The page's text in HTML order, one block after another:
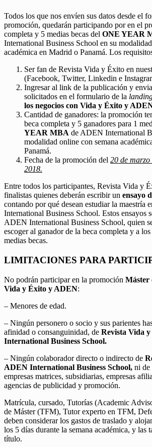
Todos los que nos envíen sus datos desde el
promoción, quedarán participando por en el
completa y 5 medias becas del ONE YEAR
International Business School en su
académica en Madrid o Panamá. Los
Ser fan de Revista Vida y Éxito en
(Facebook, Twitter, Linkedin e
Ingresar al link de la publicación y
solicitados en el formulario de la
los negocios con Vida y Éxito y
Cantidad de ganadores: la promoción
beca completa y 5 ganadores para 1
YEAR MBA de ADEN International
modalidad online con semana
Panamá.
Fecha de la promoción del 20 de
2018.
Entre todos los participantes, Revista Vida y
finalistas quienes deberán escribir un ensayo
contando por qué desean estudiar la maestría
International Business School. Estos ensayos
ADEN International Business School, quien
escoger al ganador de la beca completa y a
medias becas.
LIMITACIONES PARA
No podrán participar en la promoción Máster
Vida y Éxito y ADEN:
– Menores de edad.
– Ningún personero o socio y sus parientes
afinidad o consanguinidad, de Revista Vida
International Business School.
– Ningún colaborador directo o indirecto de
ADEN International Business School, ni de
empresas matrices, subsidiarias, empresas
agencias de publicidad y promoción.
Matrícula, cursado, Tutorías (Academic
de Máster (TFM), Tutor experto en TFM,
deben considerar los gastos de traslado y
los 5 días durante la semana académica, y las
título.